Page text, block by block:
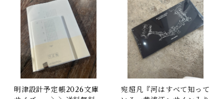
明津設計予定帳2026文庫
宛超凡『河はすべて知って